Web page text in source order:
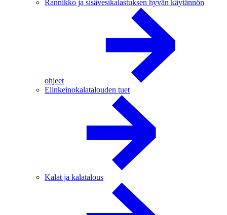
Rannikko ja sisävesikalastuksen hyvän käytännön
ohjeet
Elinkeinokalatalouden tuet
Kalat ja kalatalous